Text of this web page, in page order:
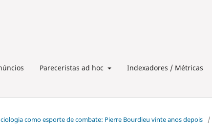
Pareceristas ad hoc Indexadores / Métricas
como esporte de combate: Pierre Bourdieu vinte anos depois
/